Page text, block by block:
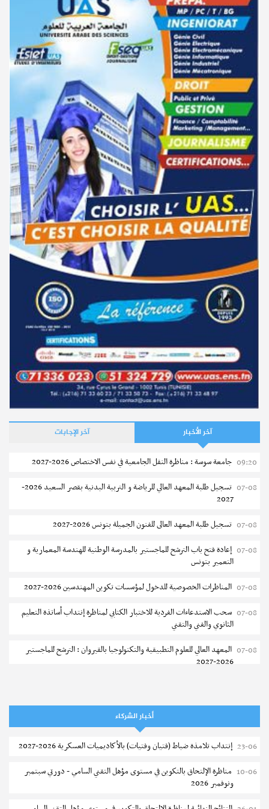
آخر الأخبار آخر الإجابات
09:20 جامعة سوسة : مناظرة النقل الجامعية في نفس الاختصاص 2026-2027
07-08
تسجيل طلبة المعهد العالي للرياضة و التربية البدنية بقصر السعيد 2026-
2027
07-08 تسجيل طلبة المعهد العالى للفنون الجميلة بتونس 2026-2027
07-08 إعادة فتح باب الترشح للماجستير بالمدرسة الوطنية للهندسة المعمارية و
التعمير بتونس
07-08 المناظرات الخصوصية للدخول لمؤسسات تكوين المهندسين 2026-2027
07-08 سحب الاستدعاءات الفردية للاختبار الكتابي لمناظرة إنتداب أساتذة التعليم
الثانوي والفني والتقني
07-08 المعهد العالي للعلوم التطبيقية والتكنولوجيا بالقيروان : الترشح للماجستير
2026-2027
سحب إستدعاء مناظرة إعادة التوجيه أوت 2026 - جامعة سوسة
تمديد آجال الترشح للماجستير بالمعهد العالي لعلوم و تقنيات المياه بقابس
2026-2027
05-08
2027
أخبار الشركاء
23-06 إنتداب تلامذة ضباط (فتيان وفتيات) بالأكاديميات العسكرية 2026-2027
10-06 مناظرة الإلتحاق بالتكوين في مستوى مؤهل التقني السامي - دورتي سبتمبر
ونوفمبر 2026